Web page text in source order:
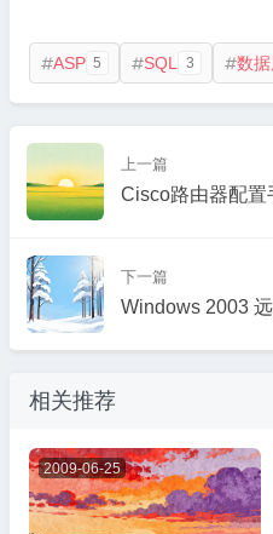
ASP 5 SQL 3 数
上一篇
Cisco路由器配置
下一篇
Windows 2003
相关推荐
2009-06-25